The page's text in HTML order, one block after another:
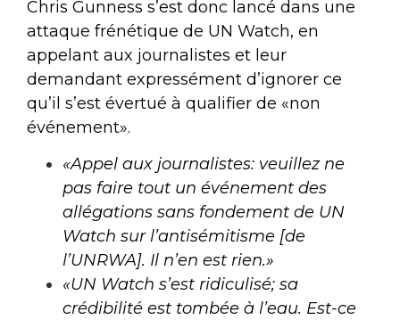
Chris Gunness s’est donc lancé dans une
attaque frénétique de UN Watch, en
appelant aux journalistes et leur
demandant expressément d’ignorer ce
qu’il s’est évertué à qualifier de «non
événement».
«Appel aux journalistes: veuillez ne
pas faire tout un événement des
allégations sans fondement de UN
Watch sur l’antisémitisme [de
l’UNRWA]. Il n’en est rien.»
«UN Watch s’est ridiculisé; sa
crédibilité est tombée à l’eau. Est-ce